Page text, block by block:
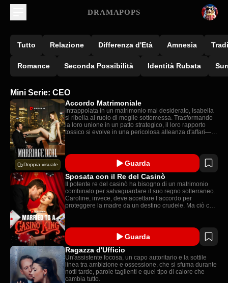
DRAMAPOPS
Tutto Relazione Differenza d'Età Amnesia
Romance Seconda Possibilità Identità Rubata
Mini Serie: CEO
Doppia visuale
Accordo Matrimoniale
Intrappolata in un matrimonio mai desiderato, Isabella
si ribella al ruolo di moglie sottomessa. Trasformando
la loro unione in un patto strategico, il loro rapporto
tossico si evolve in una pericolosa alleanza d'affari—
così sottilmente.
Guarda
Sposata con il Re del Casinò
Il potente re del casinò ha bisogno di un matrimonio
combinato per salvaguardare il suo regno sotterraneo.
Caroline, invece, deve accettare l’accordo per
proteggere la madre da un destino crudele. Ma ciò che
nemici tramano nell’ombra per lacerare il loro legame
e distruggere tutto ciò che hanno costruito.
Guarda
Ragazza d'Ufficio
Un'assistente focosa, un capo autoritario e la sottile
linea tra ambizione e ossessione, che si sfuma durante
notti tarde, parole taglienti e quel tipo di calore che
cambia tutto.